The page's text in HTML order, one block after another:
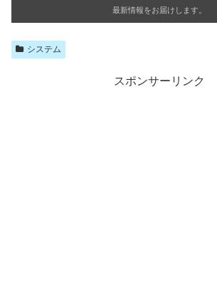
最新情報をお届けします。
システム
スポンサーリンク